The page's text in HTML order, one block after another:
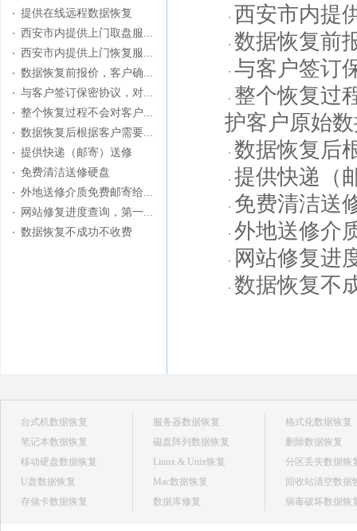
提供在线远程数据恢复
西安市内提供上门取盘服...
西安市内提供上门恢复服...
数据恢复前报价，客户确...
与客户签订保密协议，对...
整个恢复过程不会对客户...
数据恢复后根据客户需要...
提供快递（邮寄）送修
免费清洁送修硬盘
外地送修介质免费邮寄给...
网站修复进度查询，第一...
数据恢复不成功不收费
西安市内提
数据恢复前
与客户签订
整个恢复过
护客户原始
数据恢复后
提供快递（
免费清洁送
外地送修介
网站修复进
数据恢复不
台式机数据恢复
笔记本数据恢复
移动硬盘数据恢复
U盘数据恢复
存储卡数据恢复
服务器数据恢复
磁盘阵列数据恢复
Linux & Unix恢复
Mac数据恢复
数据库修复
格式化数据恢复
删除数据恢复
分区丢失数据恢
回收站清空数据
病毒破坏数据恢